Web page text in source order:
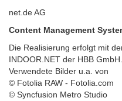
net.de AG
Content Management
Die Realisierung erfolgt mit
INDOOR.NET der HBB GmbH.
Verwendete Bilder u.a. von
© Fotolia RAW - Fotolia.com
© Syncfusion Metro Studio